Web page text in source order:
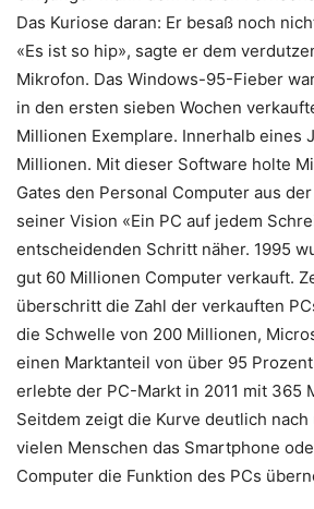
Das Kuriose daran: Er besaß noch
«Es ist so hip», sagte er dem
Mikrofon. Das Windows-95-Fieber
in den ersten sieben Wochen
Millionen Exemplare. Innerhalb eines
Millionen. Mit dieser Software holte
Gates den Personal Computer aus
seiner Vision «Ein PC auf jedem
entscheidenden Schritt näher. 1995
gut 60 Millionen Computer verkauft.
überschritt die Zahl der verkauften
die Schwelle von 200 Millionen,
einen Marktanteil von über 95
erlebte der PC-Markt in 2011 mit 365
Seitdem zeigt die Kurve deutlich
vielen Menschen das Smartphone
Computer die Funktion des PCs